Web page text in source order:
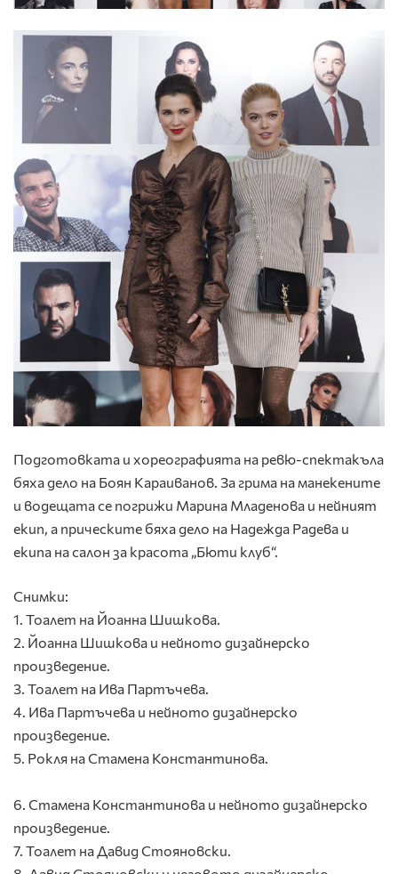
Подготовката и хореографията на ревю-спектакъла
бяха дело на Боян Караиванов. За грима на манекените
и водещата се погрижи Марина Младенова и нейният
екип, а прическите бяха дело на Надежда Радева и
екипа на салон за красота „Бюти клуб“.
Снимки:
1. Тоалет на Йоанна Шишкова.
2. Йоанна Шишкова и нейното дизайнерско
произведение.
3. Тоалет на Ива Партъчева.
4. Ива Партъчева и нейното дизайнерско
произведение.
5. Рокля на Стамена Константинова.
6. Стамена Константинова и нейното дизайнерско
произведение.
7. Тоалет на Давид Стояновски.